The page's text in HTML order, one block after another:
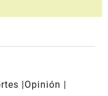
Opinión